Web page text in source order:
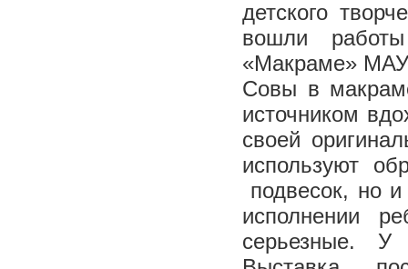
детского
вошли
«Макраме»
Совы в
источником
своей
используют
подвесок, но
исполнении
серьезные. У